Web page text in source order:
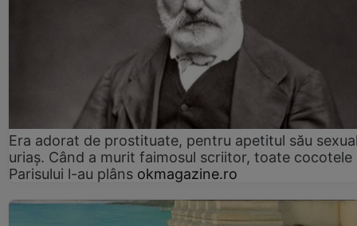
Era adorat de prostituate, pentru apetitul său
uriaș. Când a murit faimosul scriitor, toate cocotele
Parisului l-au plâns okmagazine.ro